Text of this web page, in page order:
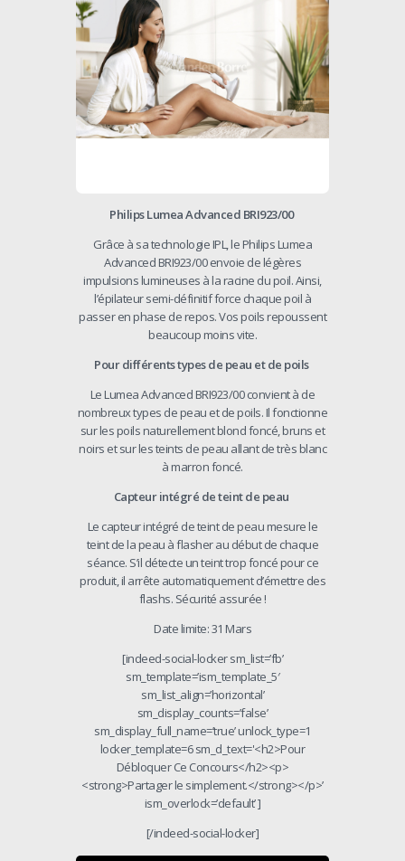
Philips Lumea Advanced BRI923/00
Grâce à sa technologie IPL, le Philips Lumea
Advanced BRI923/00 envoie de légères
impulsions lumineuses à la racine du poil. Ainsi,
l’épilateur semi-définitif force chaque poil à
passer en phase de repos. Vos poils repoussent
beaucoup moins vite.
Pour différents types de peau et de poils
Le Lumea Advanced BRI923/00 convient à de
nombreux types de peau et de poils. Il fonctionne
sur les poils naturellement blond foncé, bruns et
noirs et sur les teints de peau allant de très blanc
à marron foncé.
Capteur intégré de teint de peau
Le capteur intégré de teint de peau mesure le
teint de la peau à flasher au début de chaque
séance. S’il détecte un teint trop foncé pour ce
produit, il arrête automatiquement d’émettre des
flashs. Sécurité assurée !
Date limite: 31 Mars
[indeed-social-locker sm_list=’fb’
sm_template=’ism_template_5′
sm_list_align=’horizontal’
sm_display_counts=’false’
sm_display_full_name=’true’ unlock_type=1
locker_template=6 sm_d_text='<h2>Pour
Débloquer Ce Concours</h2><p>
<strong>Partager le simplement.</strong></p>’
ism_overlock=’default’ ]
[/indeed-social-locker]